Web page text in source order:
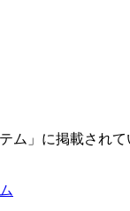
ム」に掲載され